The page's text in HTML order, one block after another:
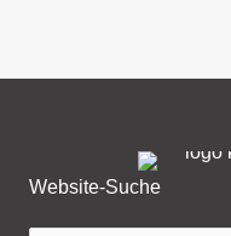
Website-Suche